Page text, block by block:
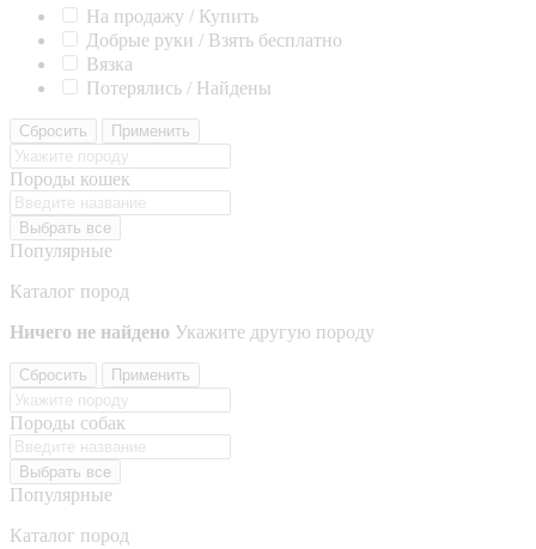
На продажу / Купить
Добрые руки / Взять бесплатно
Вязка
Потерялись / Найдены
Сбросить Применить
Породы кошек
Выбрать все
Популярные
Каталог пород
Ничего не найдено Укажите другую породу
Сбросить Применить
Породы собак
Выбрать все
Популярные
Каталог пород